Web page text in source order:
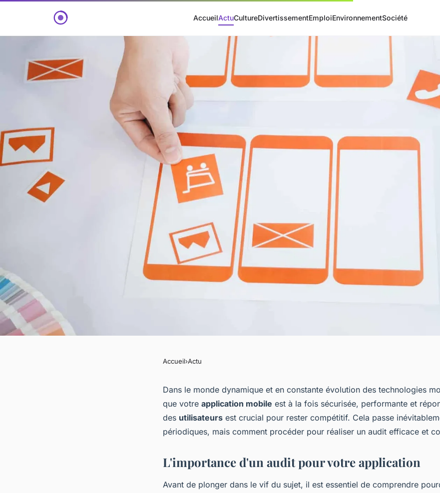
AccueilActuCultureDivertissementEmploiEnvironnementSociété
Comment faire un audit d'une
application mobile ?
Accueil›Actu
Dans le monde dynamique et en constante évolution des technologies
que votre application mobile est à la fois sécurisée, performante et
des utilisateurs est crucial pour rester compétitif. Cela passe
périodiques, mais comment procéder pour réaliser un audit efficace et
L'importance d'un audit pour votre application
Avant de plonger dans le vif du sujet, il est essentiel de comprendre